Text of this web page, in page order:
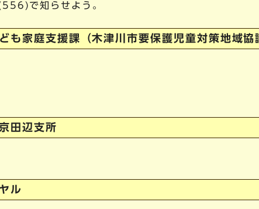
で知らせよう。
家庭支援課（木津川市要保護児童対策地域協
田辺支所
ル